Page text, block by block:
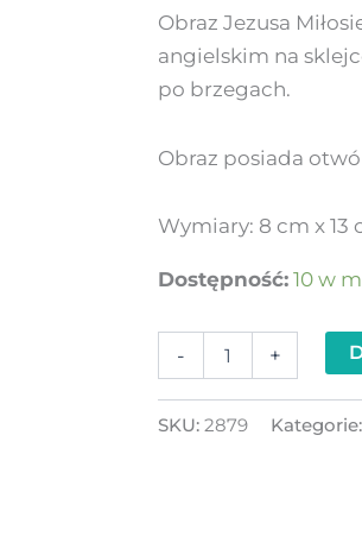
Obraz Jezusa
angielskim na
po brzegach.
Obraz posiada
Wymiary: 8 cm x 13
Dostępność: 10 w
- +
SKU: 2879